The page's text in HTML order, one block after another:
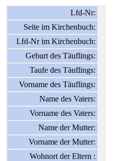
Lfd-Nr:
Seite im Kirchenbuch:
Lfd-Nr im Kirchenbuch:
Geburt des Täuflings:
Taufe des Täuflings:
Vorname des Täuflings:
Name des Vaters:
Vorname des Vaters:
Name der Mutter:
Vorname der Mutter:
Wohnort der Eltern :